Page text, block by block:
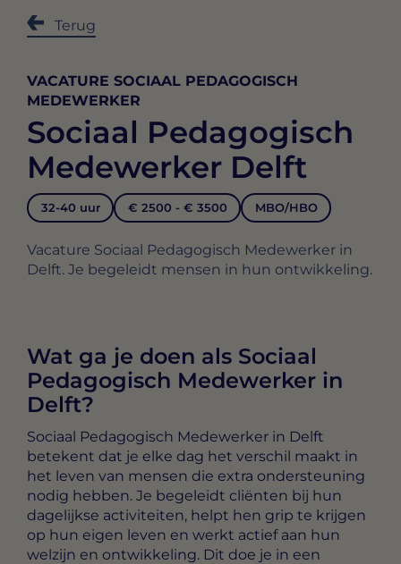
Terug
VACATURE SOCIAAL PEDAGOGISCH
MEDEWERKER
Sociaal Pedagogisch
Medewerker Delft
32-40 uur € 2500 - € 3500 MBO/HBO
Vacature Sociaal Pedagogisch Medewerker in
Delft. Je begeleidt mensen in hun ontwikkeling.
Wat ga je doen als Sociaal
Pedagogisch Medewerker in
Delft?
Sociaal Pedagogisch Medewerker in Delft
betekent dat je elke dag het verschil maakt in
het leven van mensen die extra ondersteuning
nodig hebben. Je begeleidt cliënten bij hun
dagelijkse activiteiten, helpt hen grip te krijgen
op hun eigen leven en werkt actief aan hun
welzijn en ontwikkeling. Dit doe je in een